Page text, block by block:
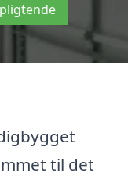
til det